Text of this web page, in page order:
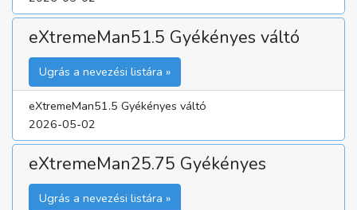
eXtremeMan51.5 Gyékényes váltó
Ugrás a nevezési listára »
eXtremeMan51.5 Gyékényes váltó
2026-05-02
eXtremeMan25.75 Gyékényes
Ugrás a nevezési listára »